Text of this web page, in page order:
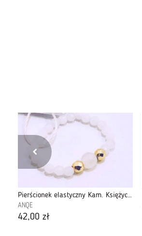
Pierścionek elastyczny Kam. Księżycowy -model6
ANQE
42,00 zł